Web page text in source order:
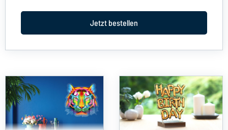
Jetzt bestellen